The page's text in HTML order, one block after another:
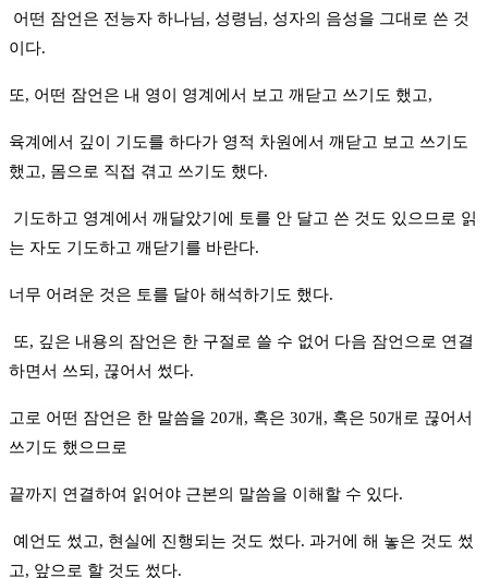
어떤 잠언은 전능자 하나님, 성령님, 성자의 음성을 그대로 쓴 것
이다.
또, 어떤 잠언은 내 영이 영계에서 보고 깨닫고 쓰기도 했고,
육계에서 깊이 기도를 하다가 영적 차원에서 깨닫고 보고 쓰기도
했고, 몸으로 직접 겪고 쓰기도 했다.
기도하고 영계에서 깨달았기에 토를 안 달고 쓴 것도 있으므로 읽
는 자도 기도하고 깨닫기를 바란다.
너무 어려운 것은 토를 달아 해석하기도 했다.
또, 깊은 내용의 잠언은 한 구절로 쓸 수 없어 다음 잠언으로 연결
하면서 쓰되, 끊어서 썼다.
고로 어떤 잠언은 한 말씀을 20개, 혹은 30개, 혹은 50개로 끊어서
쓰기도 했으므로
끝까지 연결하여 읽어야 근본의 말씀을 이해할 수 있다.
예언도 썼고, 현실에 진행되는 것도 썼다. 과거에 해 놓은 것도 썼
고, 앞으로 할 것도 썼다.